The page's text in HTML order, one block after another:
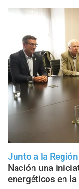
Junto a la
Nación una
energéticos en